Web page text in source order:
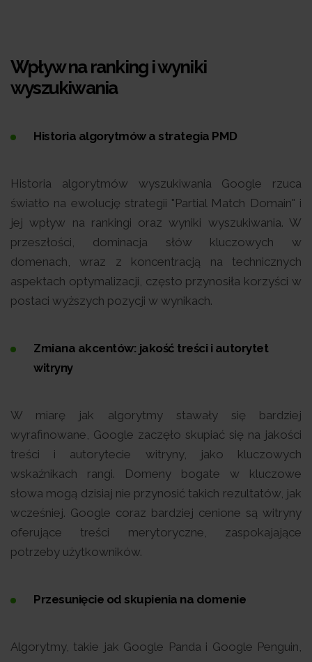
Wpływ na ranking i wyniki
wyszukiwania
Historia algorytmów a strategia PMD
Historia algorytmów wyszukiwania Google rzuca
światło na ewolucję strategii "Partial Match Domain" i
jej wpływ na rankingi oraz wyniki wyszukiwania. W
przeszłości, dominacja słów kluczowych w
domenach, wraz z koncentracją na technicznych
aspektach optymalizacji, często przynosiła korzyści w
postaci wyższych pozycji w wynikach.
Zmiana akcentów: jakość treści i autorytet
witryny
W miarę jak algorytmy stawały się bardziej
wyrafinowane, Google zaczęło skupiać się na jakości
treści i autorytecie witryny, jako kluczowych
wskaźnikach rangi. Domeny bogate w kluczowe
słowa mogą dzisiaj nie przynosić takich rezultatów, jak
wcześniej. Google coraz bardziej cenione są witryny
oferujące treści merytoryczne, zaspokajające
potrzeby użytkowników.
Przesunięcie od skupienia na domenie
Algorytmy, takie jak Google Panda i Google Penguin,